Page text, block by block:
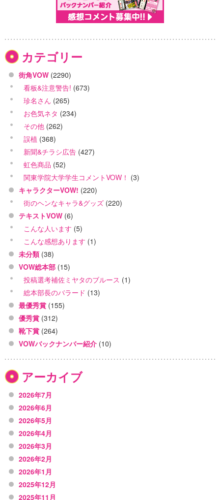
カテゴリー
街角VOW (2290)
看板&注意警告! (673)
珍名さん (265)
お色気ネタ (234)
その他 (262)
誤植 (368)
新聞&チラシ広告 (427)
虹色商品 (52)
関東学院大学学生コメントVOW！ (3)
キャラクターVOW! (220)
街のヘンなキャラ&グッズ (220)
テキストVOW (6)
こんな人います (5)
こんな感想あります (1)
未分類 (38)
VOW総本部 (15)
投稿選考補佐ミヤタのブルース (1)
総本部長のバラード (13)
最優秀賞 (155)
優秀賞 (312)
靴下賞 (264)
VOWバックナンバー紹介 (10)
アーカイブ
2026年7月
2026年6月
2026年5月
2026年4月
2026年3月
2026年2月
2026年1月
2025年12月
2025年11月